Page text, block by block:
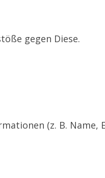
gegen Diese.
(z. B. Name,